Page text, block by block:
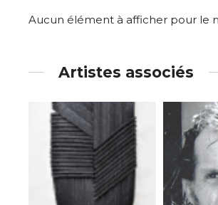
Aucun élément à afficher pour le
Artistes associés